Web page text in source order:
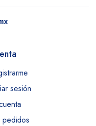
sesión
pedidos